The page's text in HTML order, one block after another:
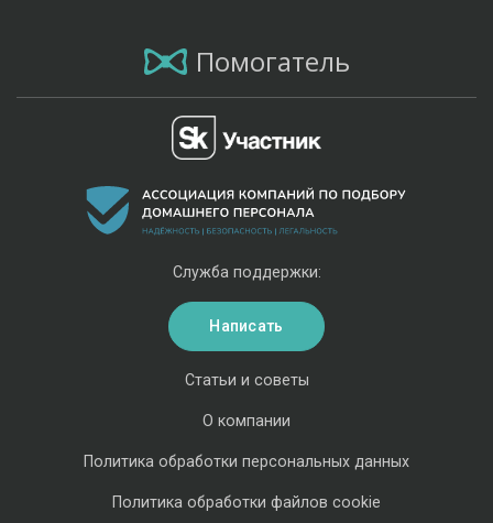
Помогатель
Статьи и советы
О компании
Политика обработки персональных данных
Политика обработки файлов cookie
Служба поддержки:
Написать